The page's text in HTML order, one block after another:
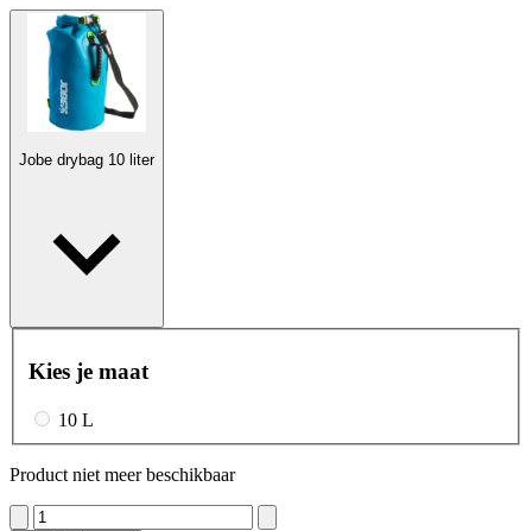
Jobe drybag 10 liter
Kies je maat
10 L
Product niet meer beschikbaar